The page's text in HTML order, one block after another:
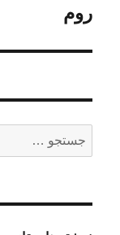
بعدی:
روم
برای: